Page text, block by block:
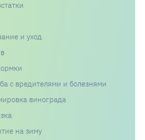
и уход
с вредителями и болезнями
винограда
на зиму